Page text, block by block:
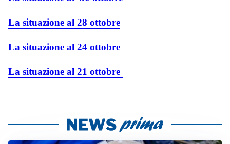
La situazione al 28 ottobre
La situazione al 24 ottobre
La situazione al 21 ottobre